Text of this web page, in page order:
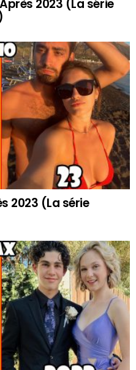
2023 (La série
2023 (La série